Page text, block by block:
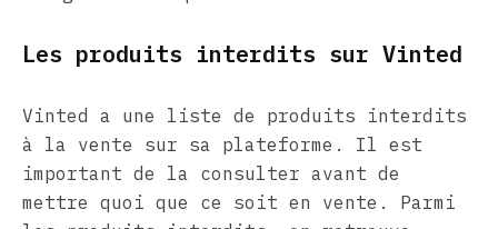
Les produits interdits sur Vinted
Vinted a une liste de produits interdits
à la vente sur sa plateforme. Il est
important de la consulter avant de
mettre quoi que ce soit en vente. Parmi